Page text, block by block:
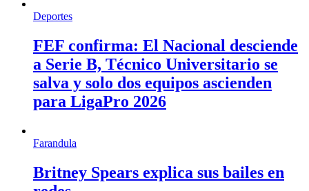
Deportes
FEF confirma: El Nacional desciende
a Serie B, Técnico Universitario se
salva y solo dos equipos ascienden
para LigaPro 2026
Farandula
Britney Spears explica sus bailes en